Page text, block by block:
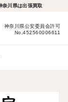
奈川県は出張買取
神奈川県公安委員会許可
No.452560006611